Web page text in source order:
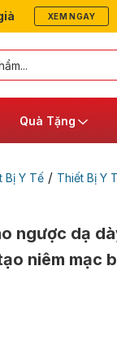
XEM NGAY
Quà Tặng
Bị Y Tế/ Thiết Bị Y
ngược dạ
niêm mạc